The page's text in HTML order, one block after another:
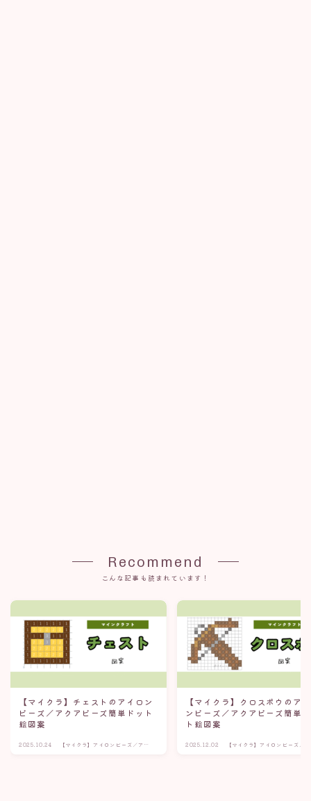
Recommend
こんな記事も読まれています！
【マイクラ】チェストのアイロン
ビーズ／アクアビーズ簡単ドット
絵図案
2025.10.24 【マイクラ】アイロンビーズ／アク
【マイクラ】クロスボウのア
ンビーズ／アクアビーズ簡単
ト絵図案
2025.12.02 【マイクラ】アイロンビーズ／